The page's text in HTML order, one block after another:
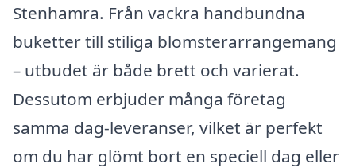
Stenhamra. Från vackra handbundna
buketter till stiliga blomsterarrangemang
– utbudet är både brett och varierat.
Dessutom erbjuder många företag
samma dag-leveranser, vilket är perfekt
om du har glömt bort en speciell dag eller